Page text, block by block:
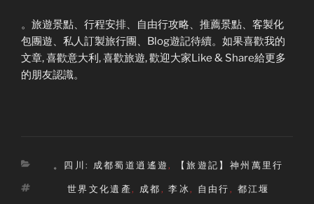
。旅遊景點、行程安排、自由行攻略、推薦景點、客製化
包團遊、私人訂製旅行團、Blog遊記待續。如果喜歡我的
文章, 喜歡意大利, 喜歡旅遊, 歡迎大家Like & Share給更多
的朋友認識。
Categories
。四川: 成都蜀道逍遙遊, 【旅遊記】神州萬里行
Tags
世界文化遺產, 成都,李冰, 自由行, 都江堰